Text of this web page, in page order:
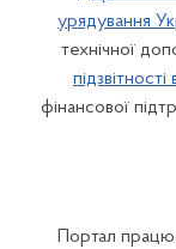
урядування
технічної
фінансової
Портал